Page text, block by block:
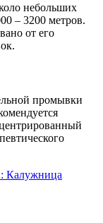
небольших
– 3200 метров.
от его
промывки
Калужница